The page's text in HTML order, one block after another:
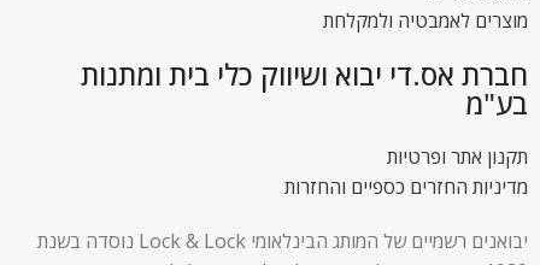
מוצרים לאמבטיה ולמקלחת
חברת אס.די יבוא ושיווק כלי בית ומתנות
בע"מ
תקנון אתר ופרטיות
מדיניות החזרים כספיים והחזרות
יבואנים רשמיים של המותג הבינלאומי Lock & Lock נוסדה בשנת